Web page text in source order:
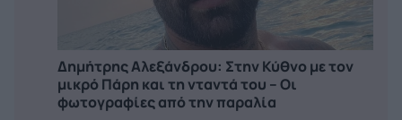
Δημήτρης Αλεξάνδρου: Στην Κύθνο με τον
μικρό Πάρη και τη νταντά του – Οι
φωτογραφίες από την παραλία